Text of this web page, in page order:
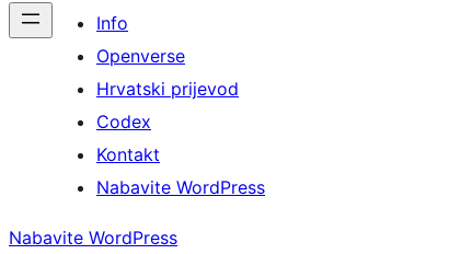
Info
Openverse
Hrvatski prijevod
Codex
Kontakt
Nabavite WordPress
Nabavite WordPress